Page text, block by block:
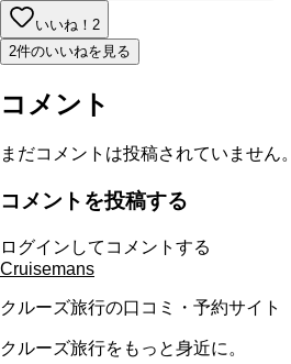
いいね！ 2
2件のいいねを見る
コメント
まだコメントは投稿されていません。
コメントを投稿する
ログインしてコメントする
Cruisemans
クルーズ旅行の口コミ・予約サイト
クルーズ旅行をもっと身近に。